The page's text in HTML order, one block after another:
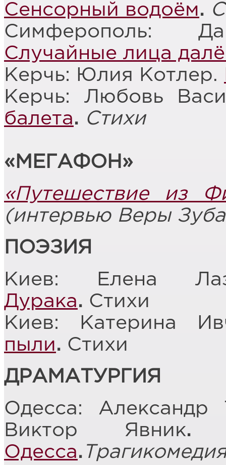
Сенсорный водоём.
Симферополь:
Случайные лица
Керчь: Юлия Котлер.
Керчь: Любовь
балета. Стихи
« МЕГАФОН »
«Путешествие из
(интервью Веры
ПОЭЗИЯ
Киев: Елена
Дурака. Стихи
Киев: Катерина
пыли. Стихи
ДРАМАТУРГИЯ
Одесса: Александр
Виктор Явник
Одесса.